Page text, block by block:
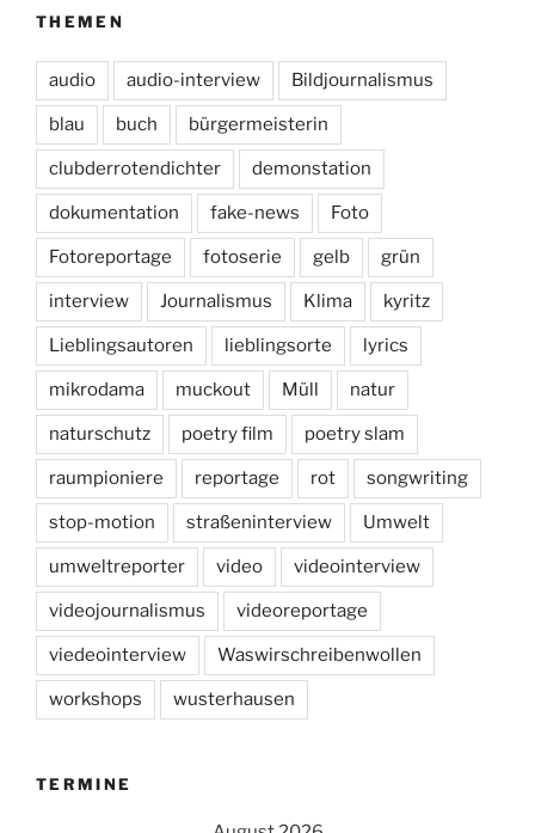
THEMEN
audio audio-interview Bildjournalismus
blau buch bürgermeisterin
clubderrotendichter demonstation
dokumentation fake-news Foto
Fotoreportage fotoserie gelb grün
interview Journalismus Klima kyritz
Lieblingsautoren lieblingsorte lyrics
mikrodama muckout Müll natur
naturschutz poetry film poetry slam
raumpioniere reportage rot songwriting
stop-motion straßeninterview Umwelt
umweltreporter video videointerview
videojournalismus videoreportage
viedeointerview Waswirschreibenwollen
workshops wusterhausen
TERMINE